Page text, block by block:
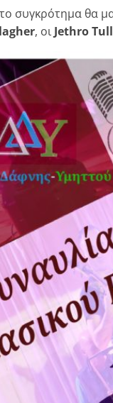
συγκρότημα θα
, οι Jethro Tull